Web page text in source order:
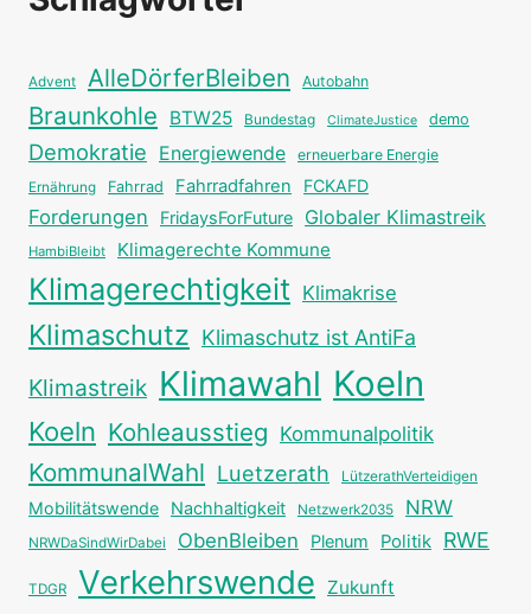
Advent AlleDörferBleiben Autobahn
Braunkohle BTW25 Bundestag ClimateJustice demo
Demokratie Energiewende erneuerbare Energie
Ernährung Fahrrad Fahrradfahren FCKAFD
Forderungen FridaysForFuture Globaler Klimastreik
HambiBleibt Klimagerechte Kommune
Klimagerechtigkeit Klimakrise
Klimaschutz Klimaschutz ist AntiFa
Klimastreik Klimawahl Koeln
Koeln Kohleausstieg Kommunalpolitik
KommunalWahl Luetzerath LützerathVerteidigen
Mobilitätswende Nachhaltigkeit Netzwerk2035 NRW
NRWDaSindWirDabei ObenBleiben Plenum Politik RWE
TDGR Verkehrswende Zukunft